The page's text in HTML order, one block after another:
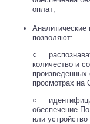
оплат;
позволяют:
○
количество и
просмотрах на
○
обеспечение
или